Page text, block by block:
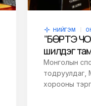
НИЙГЭМ
”БӨРТЭ
шилдэг
Монголын
тодруулдаг,
хорооны